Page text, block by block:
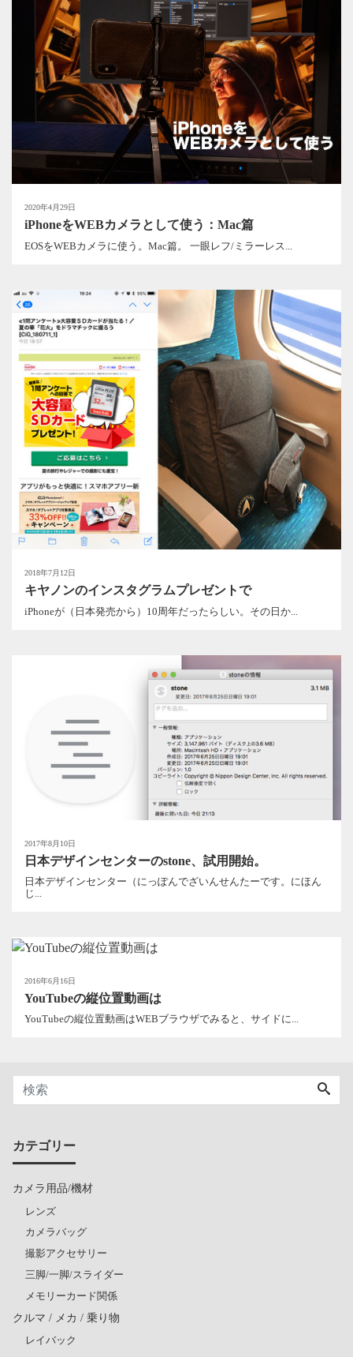
2020年4月29日
iPhoneをWEBカメラとして使う：Mac篇
EOSをWEBカメラに使う。Mac篇。 一眼レフ/ミラーレス...
2018年7月12日
キヤノンのインスタグラムプレゼントで
iPhoneが（日本発売から）10周年だったらしい。その日か...
2017年8月10日
日本デザインセンターのstone、試用開始。
日本デザインセンター（にっぽんでざいんせんたーです。にほん
じ...
2016年6月16日
YouTubeの縦位置動画は
YouTubeの縦位置動画はWEBブラウザでみると、サイドに...
カテゴリー
カメラ用品/機材
レンズ
カメラバッグ
撮影アクセサリー
三脚/一脚/スライダー
メモリーカード関係
クルマ / メカ / 乗り物
レイバック